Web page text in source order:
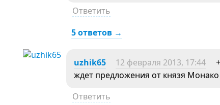
Ответить
5 ответов →
uzhik65 12 февраля 2013, 17:44
ждет предложения от князя Монако
Ответить